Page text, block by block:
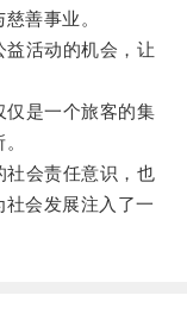
善事业。
活动的机会，让
是一个旅客的集
会责任意识，也
会发展注入了一